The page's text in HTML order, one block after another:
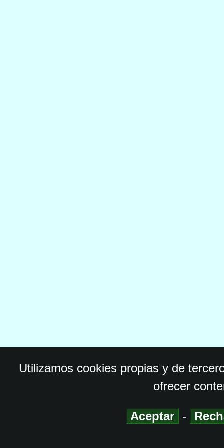
Utilizamos cookies propias y de
ofrecer
Aceptar -